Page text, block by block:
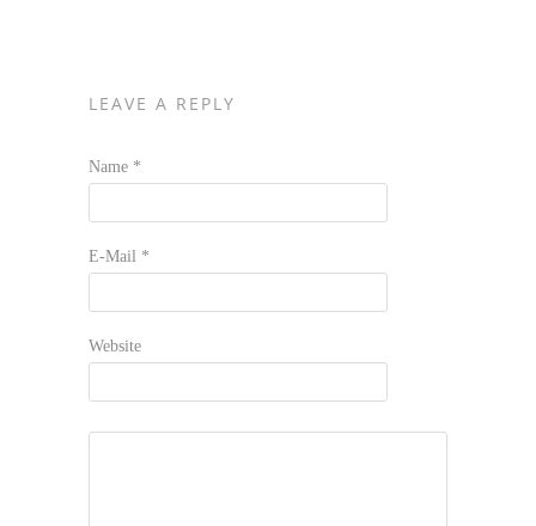
LEAVE A REPLY
Name *
E-Mail *
Website